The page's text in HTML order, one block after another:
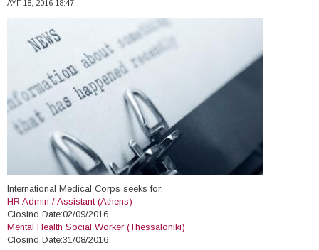
ΑΥΓ 18, 2016 18:47
International Medical Corps seeks for:
HR Admin / Assistant (Athens)
Closind Date:02/09/2016
Mental Health Social Worker (Thessaloniki)
Closind Date:31/08/2016